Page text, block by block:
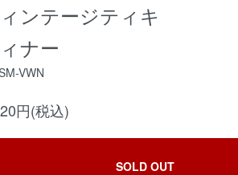
ンテージティキ
ナー
VWN
円(税込)
SOLD OUT